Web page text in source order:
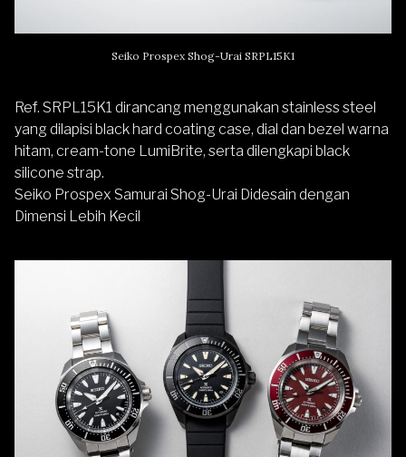
Seiko Prospex Shog-Urai SRPL15K1
Ref. SRPL15K1 dirancang menggunakan stainless steel
yang dilapisi black hard coating case, dial dan bezel warna
hitam, cream-tone LumiBrite, serta dilengkapi black
silicone strap.
Seiko Prospex Samurai Shog-Urai Didesain dengan
Dimensi Lebih Kecil